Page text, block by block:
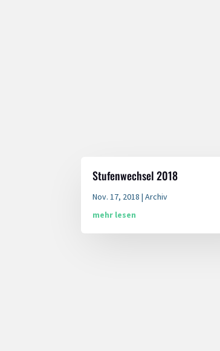
Stufenwechsel 2018
Nov. 17, 2018 |Archiv
mehr lesen